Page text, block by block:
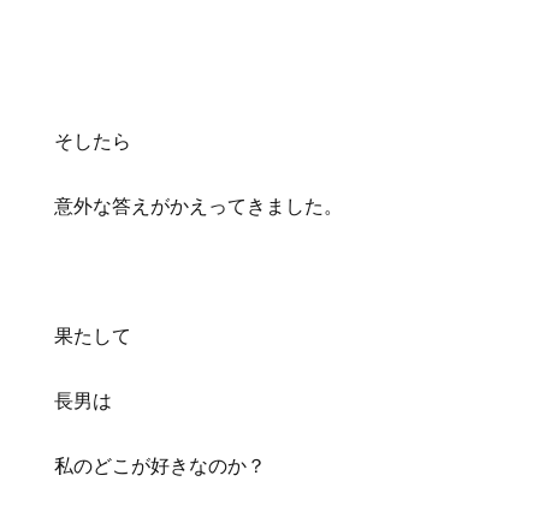
そしたら
意外な答えがかえってきました。
果たして
長男は
私のどこが好きなのか？